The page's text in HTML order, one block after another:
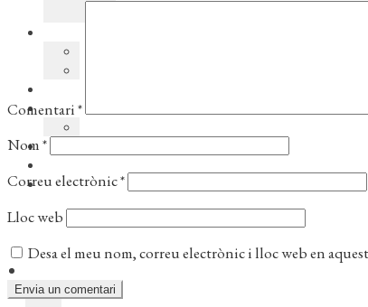
Comentari*
Nom*
Correu electrònic*
Lloc web
Desa el meu nom, correu electrònic i lloc web en